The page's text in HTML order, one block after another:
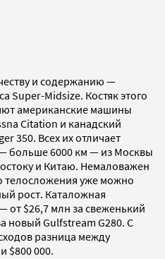
и содержанию —
Super-Midsize. Костяк этого
американские машины
Citation и канадский
350. Всех их отличает
больше 6000 км — из Москвы
и Китаю. Немаловажен
телосложения уже можно
рост. Каталожная
от $26,7 млн за свеженький
новый Gulfstream G280. С
разница между
$800 000.